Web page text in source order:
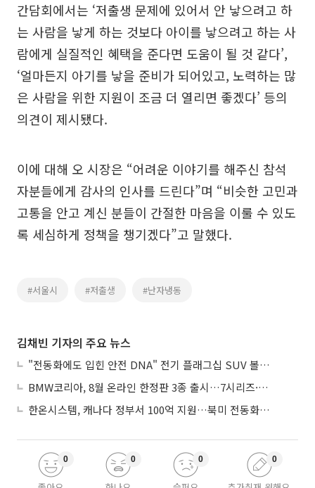
간담회에서는 ‘저출생 문제에 있어서 안 낳으려고 하
는 사람을 낳게 하는 것보다 아이를 낳으려고 하는 사
람에게 실질적인 혜택을 준다면 도움이 될 것 같다’,
‘얼마든지 아기를 낳을 준비가 되어있고, 노력하는 많
은 사람을 위한 지원이 조금 더 열리면 좋겠다’ 등의
의견이 제시됐다.
이에 대해 오 시장은 “어려운 이야기를 해주신 참석
자분들에게 감사의 인사를 드린다”며 “비슷한 고민과
고통을 안고 계신 분들이 간절한 마음을 이룰 수 있도
록 세심하게 정책을 챙기겠다”고 말했다.
#서울시 #저출생 #난자냉동
김채빈 기자의 주요 뉴스
"전동화에도 입힌 안전 DNA" 전기 플래그십 SUV 볼보 'EX90'
BMW코리아, 8월 온라인 한정판 3종 출시…7시리즈·X7·M340i 투어링
한온시스템, 캐나다 정부서 100억 지원…북미 전동화 시장 가속
0 0 0 0